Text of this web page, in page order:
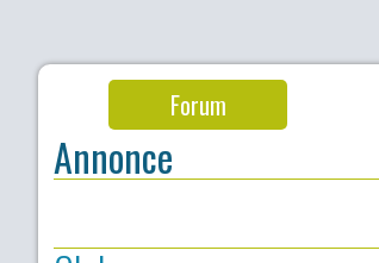
Forum
Annonce